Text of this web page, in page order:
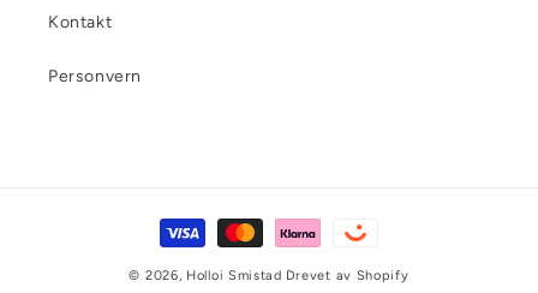
Kontakt
Personvern
Betalingsmåter
© 2026, Holloi Smistad Drevet av Shopify